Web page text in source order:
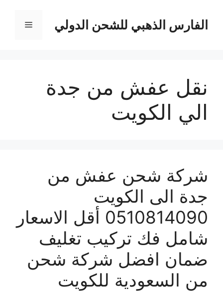
المحتوىالفارس الذهبي للشحن الدولي القائمة
نقل عفش من جدة
الي الكويت
شركة شحن عفش من
جدة الى الكويت
0510814090 أقل الاسعار
شامل فك تركيب تغليف
ضمان افضل شركة شحن
من السعودية للكويت